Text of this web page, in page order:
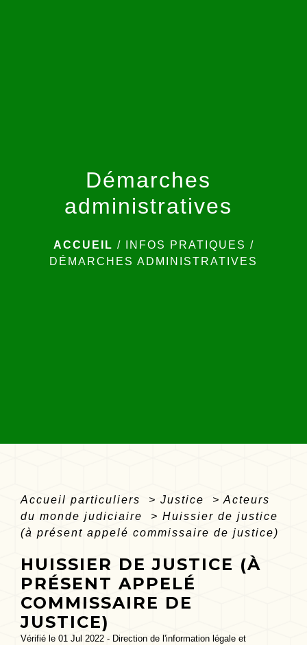
Démarches
administratives
ACCUEIL / INFOS PRATIQUES /
DÉMARCHES ADMINISTRATIVES
Accueil particuliers > Justice > Acteurs
du monde judiciaire
> Huissier de justice
(à présent appelé commissaire de justice)
HUISSIER DE JUSTICE (À
PRÉSENT APPELÉ
COMMISSAIRE DE
JUSTICE)
Vérifié le 01 Jul 2022 - Direction de l'information légale et